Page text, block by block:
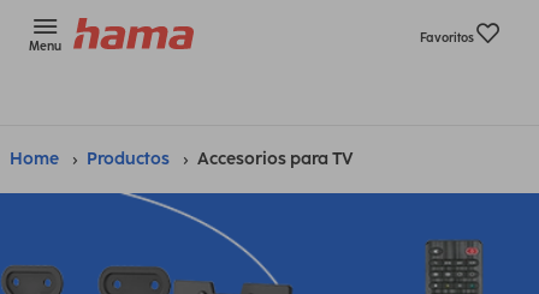
Menu
Favoritos
Home Productos Accesorios para TV